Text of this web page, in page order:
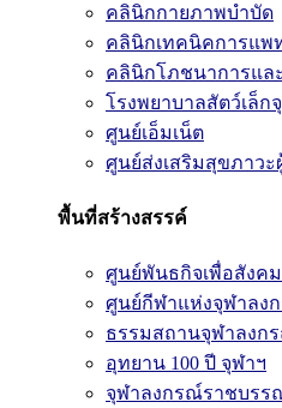
คลินิกกายภาพบำบัด
คลินิกเทคนิคการแพ
คลินิกโภชนาการแล
โรงพยาบาลสัตว์เล็ก
ศูนย์เอ็มเน็ต
ศูนย์ส่งเสริมสุขภาวะ
พื้นที่สร้างสรรค์
ศูนย์พันธกิจเพื่อสังคม
ศูนย์กีฬาแห่งจุฬาลง
ธรรมสถานจุฬาลงก
อุทยาน 100 ปี จุฬาฯ
จุฬาลงกรณ์ราชบรร